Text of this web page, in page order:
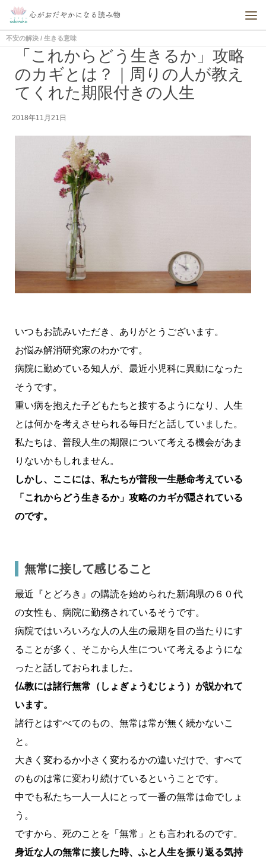
不安の解決 / 生きる意味
「これからどう生きるか」攻略
のカギとは？｜周りの人が教え
てくれた期限付きの人生
2018年11月21日
いつもお読みいただき、ありがとうございます。
お悩み解消研究家のわかです。
病院に勤めている知人が、最近小児科に異動になった
そうです。
重い病を抱えた子どもたちと接するようになり、人生
とは何かを考えさせられる毎日だと話していました。
私たちは、普段人生の期限について考える機会があま
りないかもしれません。
しかし、ここには、私たちが普段一生懸命考えている
「これからどう生きるか」攻略のカギが隠されている
のです。
無常に接して感じること
最近『とどろき』の購読を始められた新潟県の６０代
の女性も、病院に勤務されているそうです。
病院ではいろいろな人の人生の最期を目の当たりにす
ることが多く、そこから人生について考えるようにな
ったと話しておられました。
仏教には諸行無常（しょぎょうむじょう）が説かれて
います。
諸行とはすべてのもの、無常は常が無く続かないこ
と。
大きく変わるか小さく変わるかの違いだけで、すべて
のものは常に変わり続けているということです。
中でも私たち一人一人にとって一番の無常は命でしょ
う。
ですから、死のことを「無常」とも言われるのです。
身近な人の無常に接した時、ふと人生を振り返る気持